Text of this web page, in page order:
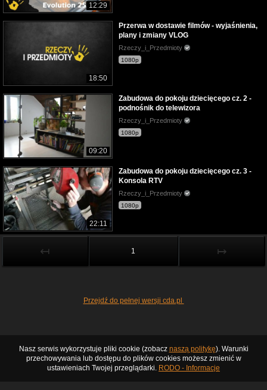
12:29
18:50
Przerwa w dostawie filmów - wyjaśnienia,
plany i zmiany VLOG
Rzeczy_i_Przedmioty
1080p
09:20
Zabudowa do pokoju dziecięcego cz. 2 -
podnośnik do telewizora
Rzeczy_i_Przedmioty
1080p
22:11
Zabudowa do pokoju dziecięcego cz. 3 -
Konsola RTV
Rzeczy_i_Przedmioty
1080p
↤ 1 ↦
Przejdź do pełnej wersji cda.pl
Nasz serwis wykorzystuje pliki cookie (zobacz naszą politykę). Warunki
przechowywania lub dostępu do plików cookies możesz zmienić w
ustawieniach Twojej przeglądarki. RODO - Informacje